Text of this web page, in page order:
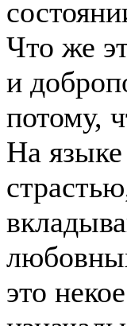
Что же
и
потому,
На языке
это